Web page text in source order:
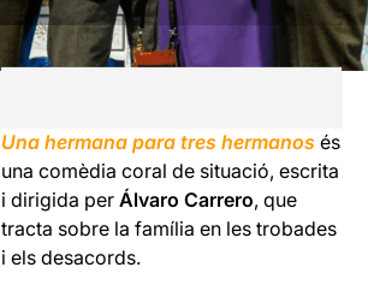
Una hermana para tres hermanos és
una comèdia coral de situació, escrita
i dirigida perÁlvaro Carrero, que
tracta sobre la família en les trobades
i els desacords.